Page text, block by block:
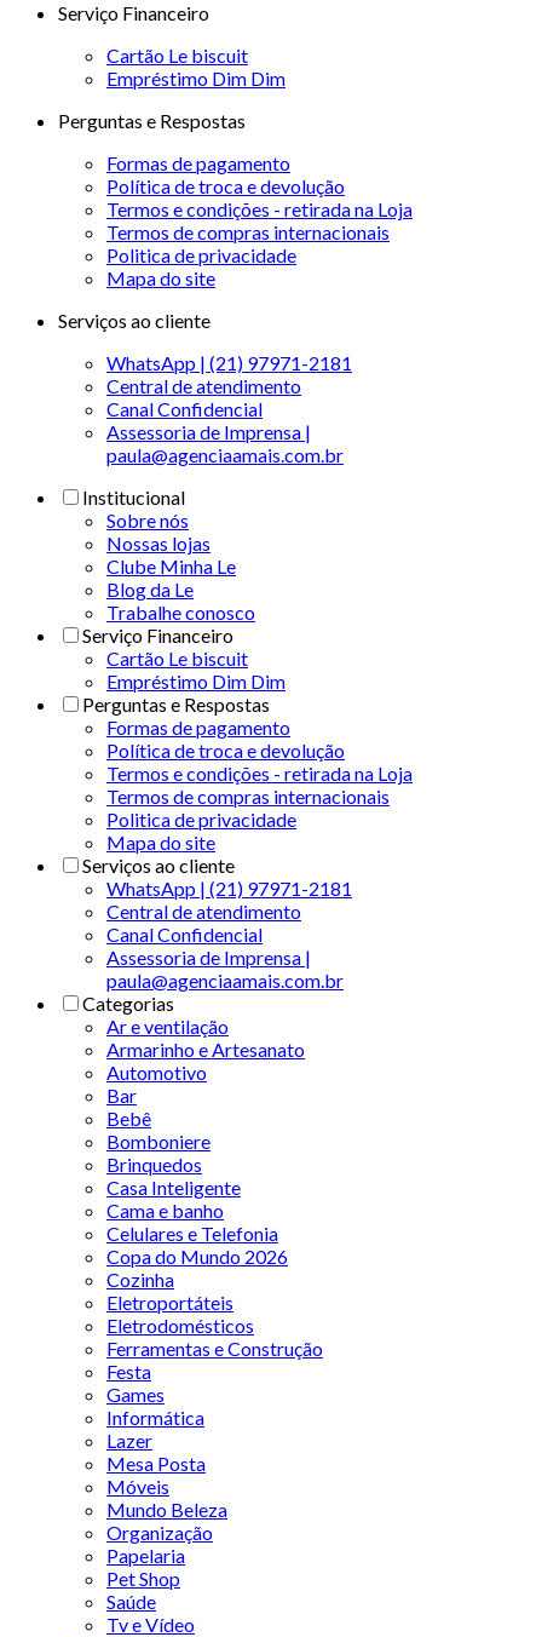
Serviço Financeiro
Cartão Le biscuit
Empréstimo Dim Dim
Perguntas e Respostas
Formas de pagamento
Política de troca e devolução
Termos e condições - retirada na Loja
Termos de compras internacionais
Politica de privacidade
Mapa do site
Serviços ao cliente
WhatsApp | (21) 97971-2181
Central de atendimento
Canal Confidencial
Assessoria de Imprensa |
paula@agenciaamais.com.br
Institucional
Sobre nós
Nossas lojas
Clube Minha Le
Blog da Le
Trabalhe conosco
Serviço Financeiro
Cartão Le biscuit
Empréstimo Dim Dim
Perguntas e Respostas
Formas de pagamento
Política de troca e devolução
Termos e condições - retirada na Loja
Termos de compras internacionais
Politica de privacidade
Mapa do site
Serviços ao cliente
WhatsApp | (21) 97971-2181
Central de atendimento
Canal Confidencial
Assessoria de Imprensa |
paula@agenciaamais.com.br
Categorias
Ar e ventilação
Armarinho e Artesanato
Automotivo
Bar
Bebê
Bomboniere
Brinquedos
Casa Inteligente
Cama e banho
Celulares e Telefonia
Copa do Mundo 2026
Cozinha
Eletroportáteis
Eletrodomésticos
Ferramentas e Construção
Festa
Games
Informática
Lazer
Mesa Posta
Móveis
Mundo Beleza
Organização
Papelaria
Pet Shop
Saúde
Tv e Vídeo